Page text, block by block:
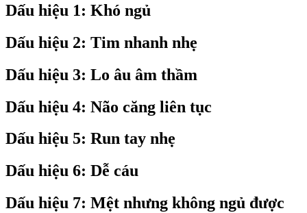
Dấu hiệu 1: Khó ngủ
Dấu hiệu 2: Tim nhanh nhẹ
Dấu hiệu 3: Lo âu âm thầm
Dấu hiệu 4: Não căng liên tục
Dấu hiệu 5: Run tay nhẹ
Dấu hiệu 6: Dễ cáu
Dấu hiệu 7: Mệt nhưng không ngủ được